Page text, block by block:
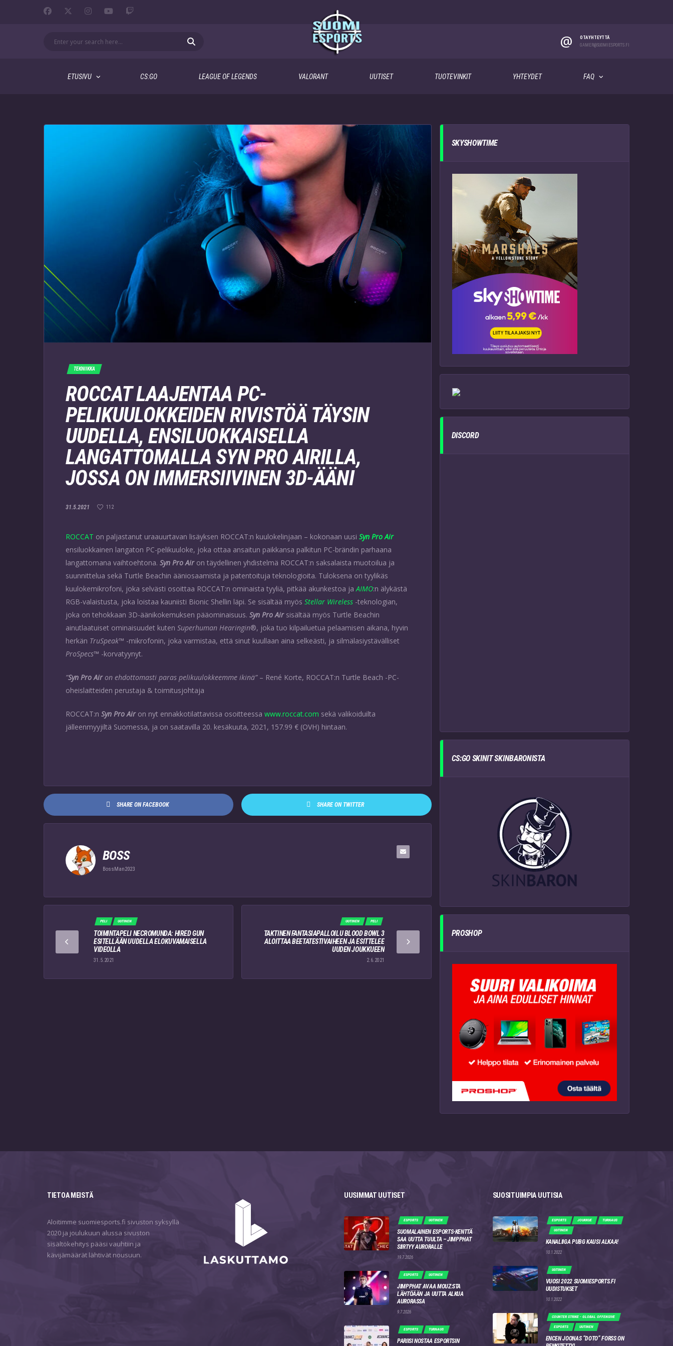
@
OTA YHTEYTTÄ
GAMER@SUOMIESPORTS.FI
ETUSIVU CS:GO LEAGUE OF LEGENDS VALORANT UUTISET TUOTEVINKIT YHTEYDET FAQ
TEKNIIKKA
ROCCAT LAAJENTAA PC-
PELIKUULOKKEIDEN RIVISTÖÄ TÄYSIN
UUDELLA, ENSILUOKKAISELLA
LANGATTOMALLA SYN PRO AIRILLA,
JOSSA ON IMMERSIIVINEN 3D-ÄÄNI
31.5.2021 112
ROCCAT on paljastanut uraauurtavan lisäyksen ROCCAT:n kuulokelinjaan – kokonaan uusi Syn Pro Air
ensiluokkainen langaton PC-pelikuuloke, joka ottaa ansaitun paikkansa palkitun PC-brändin parhaana
langattomana vaihtoehtona. Syn Pro Airon täydellinen yhdistelmä ROCCAT:n saksalaista muotoilua ja
suunnittelua sekä Turtle Beachin ääniosaamista ja patentoituja teknologioita. Tuloksena on tyylikäs
kuulokemikrofoni, joka selvästi osoittaa ROCCAT:n ominaista tyyliä, pitkää akunkestoa ja AIMO:n älykästä
RGB-valaistusta, joka loistaa kauniisti Bionic Shellin läpi. Se sisältää myös Stellar Wireless -teknologian,
joka on tehokkaan 3D-äänikokemuksen pääominaisuus. Syn Pro Airsisältää myös Turtle Beachin
ainutlaatuiset ominaisuudet kuten Superhuman Hearingin®, joka tuo kilpailuetua pelaamisen aikana, hyvin
herkän TruSpeak™ -mikrofonin, joka varmistaa, että sinut kuullaan aina selkeästi, ja silmälasiystävälliset
ProSpecs™ -korvatyynyt.
”Syn Pro Airon ehdottomasti paras pelikuulokkeemme ikinä” – René Korte, ROCCAT:n Turtle Beach -PC-
oheislaitteiden perustaja & toimitusjohtaja
ROCCAT:n Syn Pro Air on nyt ennakkotilattavissa osoitteessa www.roccat.com sekä valikoiduilta
jälleenmyyjiltä Suomessa, ja on saatavilla 20. kesäkuuta, 2021, 157.99 € (OVH) hintaan.
SHARE ON FACEBOOK SHARE ON TWITTER
BOSS
BossMan2023
PELI UUTINEN
TOIMINTAPELI NECROMUNDA: HIRED GUN
ESITELLÄÄN UUDELLA ELOKUVAMAISELLA
VIDEOLLA
31.5.2021
PELI
UUTINEN
TAKTINEN FANTASIAPALLOILU BLOOD BOWL 3
ALOITTAA BEETATESTIVAIHEEN JA ESITTELEE
UUDEN JOUKKUEEN
2.6.2021
SKYSHOWTIME
DISCORD
CS:GO SKINIT SKINBARONISTA
PROSHOP
TIETOA MEISTÄ
Aloitimme suomiesports.fi sivuston syksyllä
2020 ja joulukuun alussa sivuston
sisältökehitys pääsi vauhtiin ja
kävijämäärät lähtivät nousuun.
UUSIMMAT UUTISET
ESPORTS UUTINEN
SUOMALAINEN ESPORTS-KENTTÄ
SAA UUTTA TUULTA – JIMPPHAT
SIIRTYY AURORALLE
19.7.2026
ESPORTS UUTINEN
JIMPPHAT AVAA MOUZ:STA
LÄHTÖÄÄN JA UUTTA ALKUA
AURORASSA
9.7.2026
ESPORTS TURNAUS
PARIISI NOSTAA ESPORTSIN
SUOSITUIMPIA UUTISIA
ESPORTS JOUKKUE TURNAUS
UUTINEN
KANALIIGA PUBG KAUSI ALKAA!
10.1.2022
UUTINEN
VUOSI 2022 SUOMIESPORTS.FI
UUDISTUKSET
10.1.2022
COUNTER STRIKE - GLOBAL OFFENSIVE
ESPORTS UUTINEN
ENCEN JOONAS “DOTO” FORSS ON